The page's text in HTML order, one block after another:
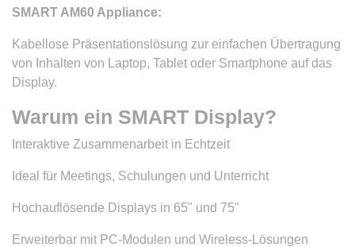
SMART AM60 Appliance:
Kabellose Präsentationslösung zur einfachen Übertragung
von Inhalten von Laptop, Tablet oder Smartphone auf das
Display.
Warum ein SMART Display?
Interaktive Zusammenarbeit in Echtzeit
Ideal für Meetings, Schulungen und Unterricht
Hochauflösende Displays in 65" und 75"
Erweiterbar mit PC-Modulen und Wireless-Lösungen